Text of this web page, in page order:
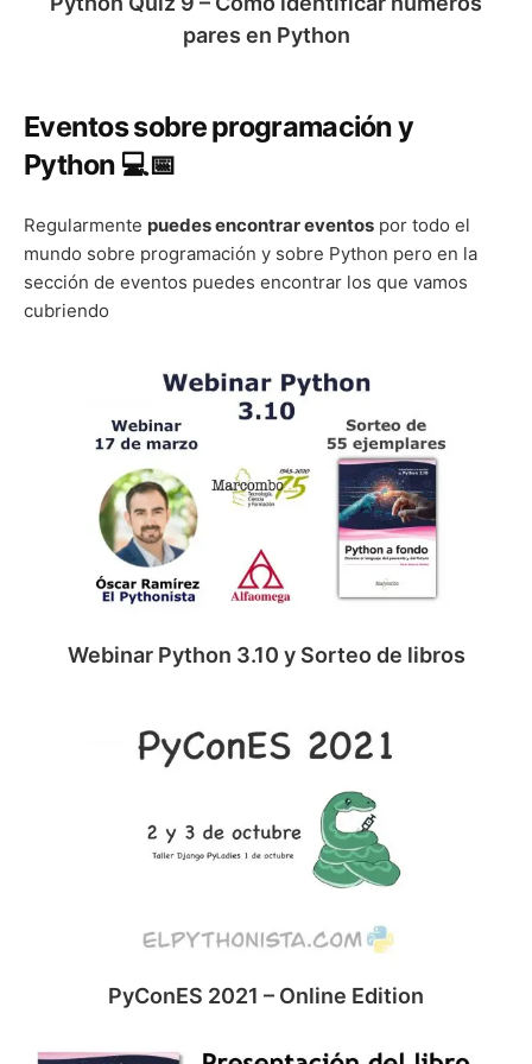
pares en Python
Eventos sobre programación y
Python 💻📅
Regularmente puedes encontrar eventos por todo el
mundo sobre programación y sobre Python pero en la
sección de eventos puedes encontrar los que vamos
cubriendo
Webinar
Python
3.10
Sorteo
de
Webinar Python 3.10 y Sorteo de libros
2021
–
Edition
PyConES 2021 – Online Edition
Presentación